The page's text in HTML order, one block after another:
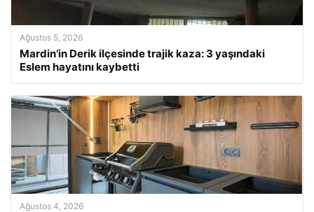
Ağustos 5, 2026
Mardin’in Derik ilçesinde trajik kaza: 3 yaşındaki
Eslem hayatını kaybetti
Ağustos 4, 2026